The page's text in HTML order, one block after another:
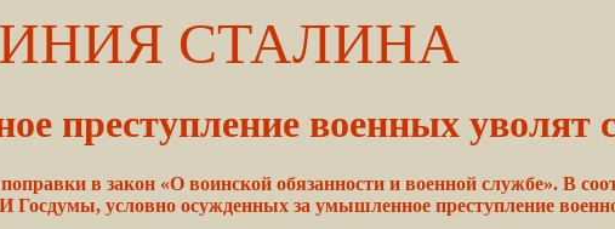
СТАЛИНА
преступление военных уволят
в закон «О воинской обязанности и военной службе». В
Госдумы, условно осужденных за умышленное преступление